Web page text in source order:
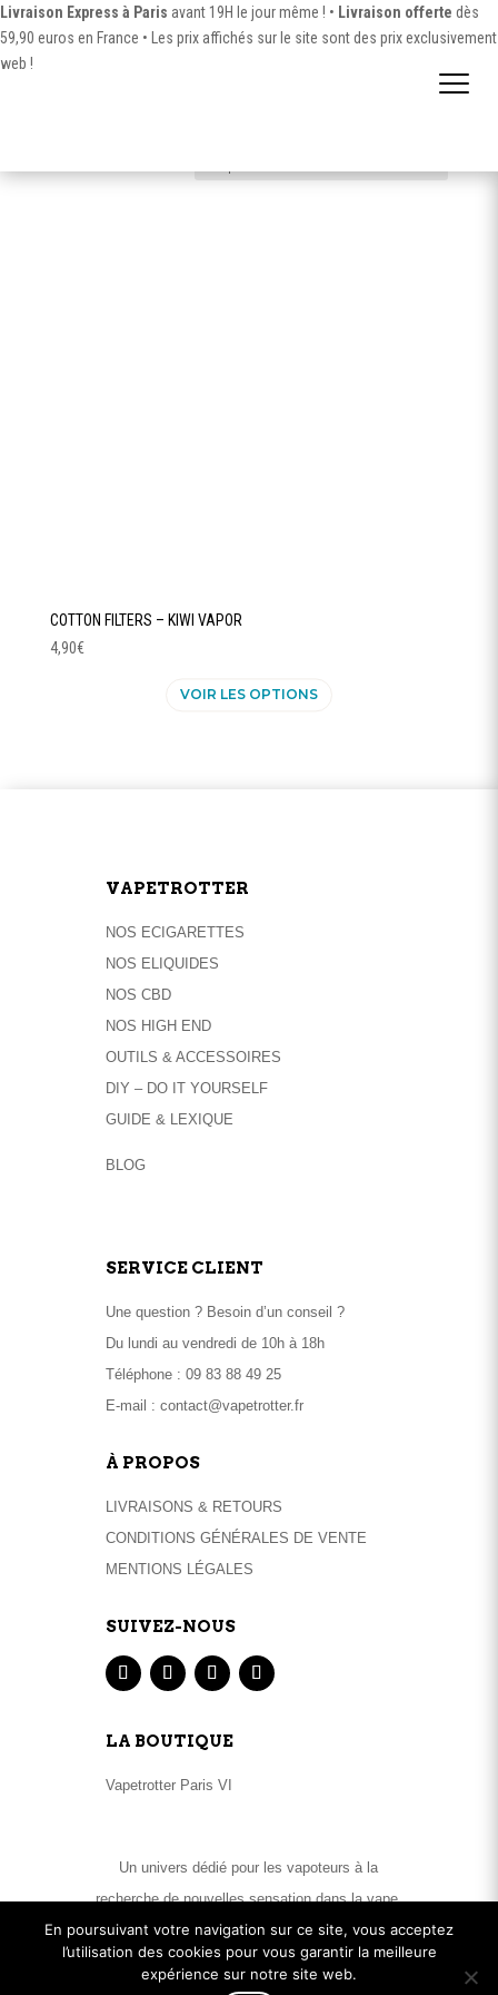
Livraison Express à Paris avant 19H le jour même ! • Livraison offerte dès
59,90 euros en France •
Les prix affichés sur le site sont des prix exclusivement
web !
COTTON FILTERS – KIWI VAPOR
4,90€
VOIR LES OPTIONS
produit
être
sur
la
VAPETROTTER
NOS ECIGARETTES
NOS ELIQUIDES
NOS CBD
NOS HIGH END
OUTILS & ACCESSOIRES
DIY – DO IT YOURSELF
GUIDE & LEXIQUE
BLOG
SERVICE CLIENT
Une question ? Besoin d’un conseil ?
Du lundi au vendredi de 10h à 18h
Téléphone : 09 83 88 49 25
E-mail : contact@vapetrotter.fr
À PROPOS
LIVRAISONS & RETOURS
CONDITIONS GÉNÉRALES DE VENTE
MENTIONS LÉGALES
SUIVEZ-NOUS
LA BOUTIQUE
Vapetrotter Paris VI
Un univers dédié pour les vapoteurs à la
recherche de nouvelles sensation dans la vape.
Matériels High End et large sélection de e-
liquides .
En poursuivant votre navigation sur ce site, vous acceptez
l’utilisation des cookies pour vous garantir la meilleure
expérience sur notre site web.